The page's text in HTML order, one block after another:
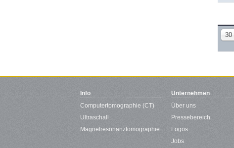
30
Info
Computertomographie (CT)
Ultraschall
Magnetresonanztomographie
Unternehmen
Über uns
Pressebereich
Logos
Jobs